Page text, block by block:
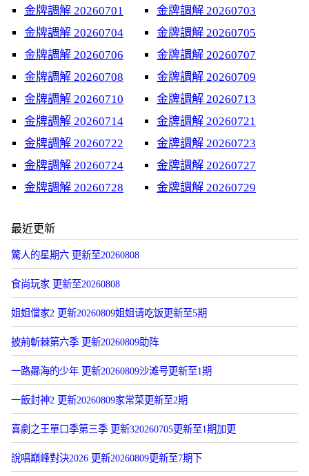
金牌調解 20260701
金牌調解 20260703
金牌調解 20260704
金牌調解 20260705
金牌調解 20260706
金牌調解 20260707
金牌調解 20260708
金牌調解 20260709
金牌調解 20260710
金牌調解 20260713
金牌調解 20260714
金牌調解 20260721
金牌調解 20260722
金牌調解 20260723
金牌調解 20260724
金牌調解 20260727
金牌調解 20260728
金牌調解 20260729
最近更新
驚人的星期六 更新至20260808
食尚玩家 更新至20260808
姐姐儅家2 更新20260809姐姐请吃饭更新至5期
披荊斬棘第六季 更新20260809助阵
一路曏海的少年 更新20260809沙滩号更新至1期
一飯封神2 更新20260809家常菜更新至2期
喜劇之王單口季第三季 更新320260705更新至1期加更
說唱巔峰對決2026 更新20260809更新至7期下